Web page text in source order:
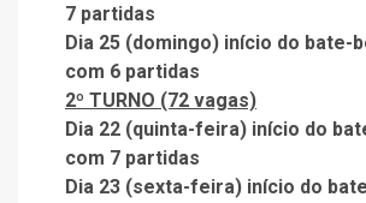
7 partidas
Dia 25 (domingo) início do bate-
com 6 partidas
2º TURNO (72 vagas)
Dia 22 (quinta-feira) início do
com 7 partidas
Dia 23 (sexta-feira) início do